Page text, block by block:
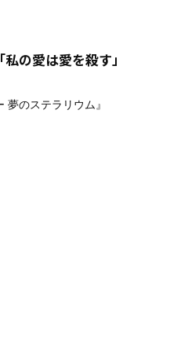
の愛は愛を殺す」
のステラリウム』